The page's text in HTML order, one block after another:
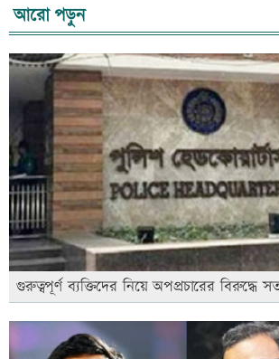
আরো পড়ুন
গুরুত্বপূর্ণ ব্যক্তিদের নিয়ে অপপ্রচারের বিরুদ্ধে